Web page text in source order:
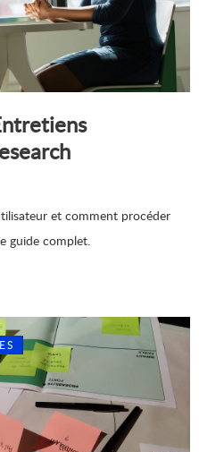
et comment procéder
guide complet.